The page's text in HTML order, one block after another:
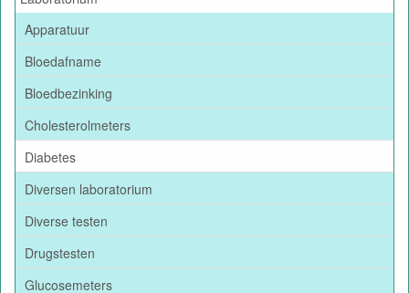
Apparatuur
Bloedafname
Bloedbezinking
Cholesterolmeters
Diabetes
Diversen laboratorium
Diverse testen
Drugstesten
Glucosemeters